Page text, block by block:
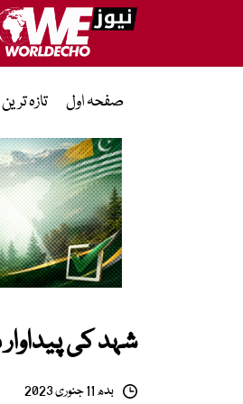
صفحہ اول تازہ ترین
شہد کی
بدھ 11 جنوری 2023